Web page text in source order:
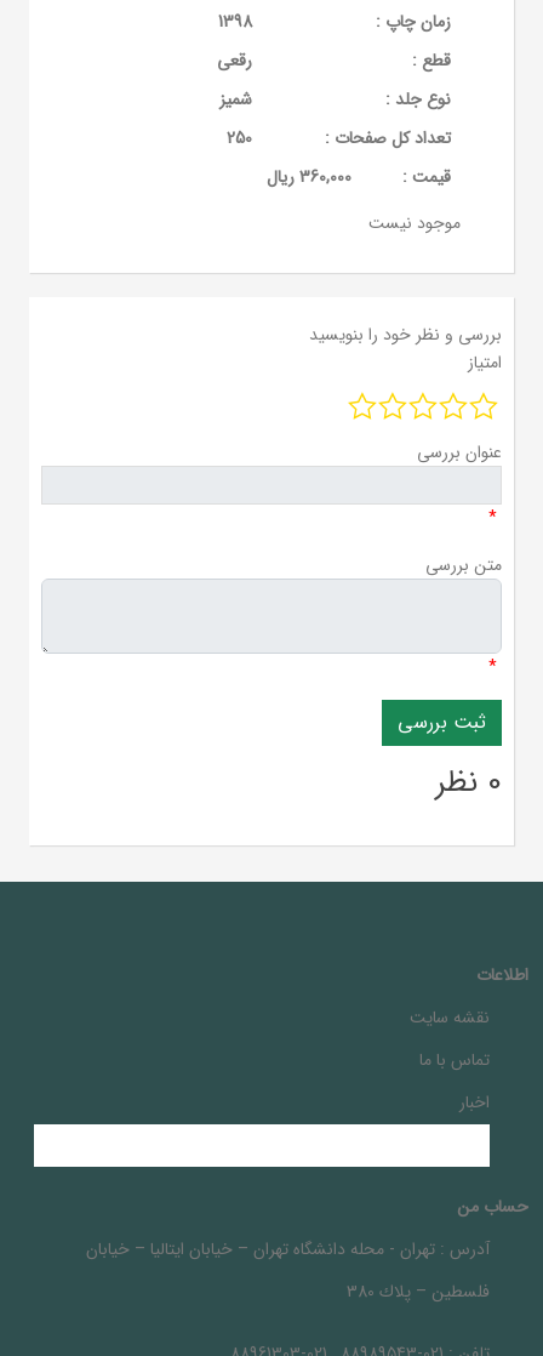
زمان چاپ :
1398
قطع :
رقعی
نوع جلد :
شمیز
تعداد کل صفحات :
250
قيمت :
360,000 ریال
موجود نیست
بررسی و نظر خود را بنویسید
امتیاز
عنوان بررسی
*
متن بررسی
*
0 نظر
اطلاعات
نقشه سایت
تماس با ما
اخبار
حساب من
آدرس : تهران - محله دانشگاه تهران – خيابان ايتاليا – خيابان
فلسطين – پلاك 380